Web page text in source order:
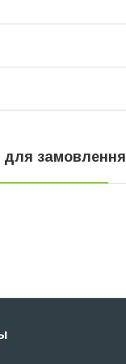
для замовлення